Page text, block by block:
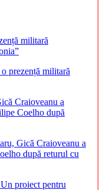
prezență militară
Gică Craioveanu a
după returul cu